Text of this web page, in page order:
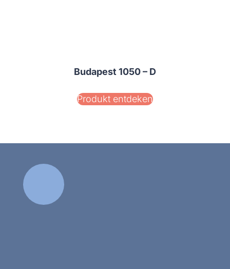
Budapest 1050 – D
Produkt entdeken